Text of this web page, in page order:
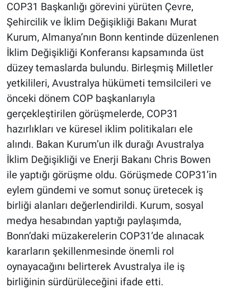
COP31 Başkanlığı görevini yürüten Çevre,
Şehircilik ve İklim Değişikliği Bakanı Murat
Kurum, Almanya’nın Bonn kentinde düzenlenen
İklim Değişikliği Konferansı kapsamında üst
düzey temaslarda bulundu. Birleşmiş Milletler
yetkilileri, Avustralya hükümeti temsilcileri ve
önceki dönem COP başkanlarıyla
gerçekleştirilen görüşmelerde, COP31
hazırlıkları ve küresel iklim politikaları ele
alındı. Bakan Kurum’un ilk durağı Avustralya
İklim Değişikliği ve Enerji Bakanı Chris Bowen
ile yaptığı görüşme oldu. Görüşmede COP31’in
eylem gündemi ve somut sonuç üretecek iş
birliği alanları değerlendirildi. Kurum, sosyal
medya hesabından yaptığı paylaşımda,
Bonn’daki müzakerelerin COP31’de alınacak
kararların şekillenmesinde önemli rol
oynayacağını belirterek Avustralya ile iş
birliğinin sürdürüleceğini ifade etti.